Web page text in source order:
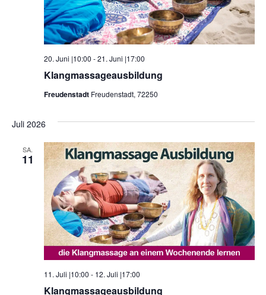
Klangmassageausbildung
20. Juni |10:00 -21. Juni |17:00
Freudenstadt Freudenstadt, 72250
Juli 2026
SA.
11
Klangmassageausbildung
11. Juli |10:00 - 12. Juli |17:00